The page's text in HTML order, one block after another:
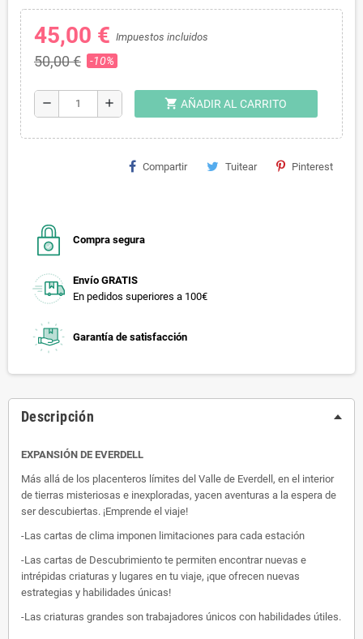
45,00 € Impuestos incluidos
50,00 € -10%
remove add shopping_cart AÑADIR AL CARRITO
Compartir Tuitear Pinterest
Compra segura
Envío GRATIS
En pedidos superiores a 100€
Garantía de satisfacción
Descripción
EXPANSIÓN DE EVERDELL
Más allá de los placenteros límites del Valle de Everdell, en el interior
de tierras misteriosas e inexploradas, yacen aventuras a la espera de
ser descubiertas. ¡Emprende el viaje!
-Las cartas de clima imponen limitaciones para cada estación
-Las cartas de Descubrimiento te permiten encontrar nuevas e
intrépidas criaturas y lugares en tu viaje, ¡que ofrecen nuevas
estrategias y habilidades únicas!
-Las criaturas grandes son trabajadores únicos con habilidades útiles.